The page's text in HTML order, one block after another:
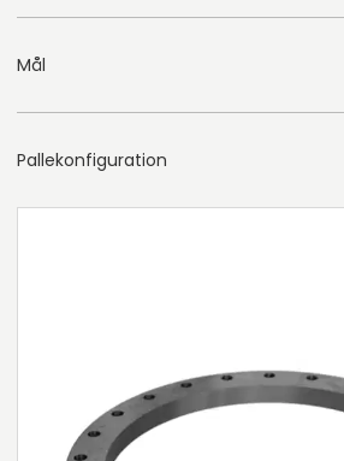
Mål
Pallekonfiguration